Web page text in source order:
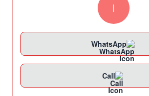
l
WhatsApp
Call